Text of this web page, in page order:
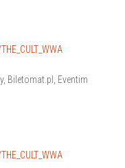
Biletomat.pl, Eventim